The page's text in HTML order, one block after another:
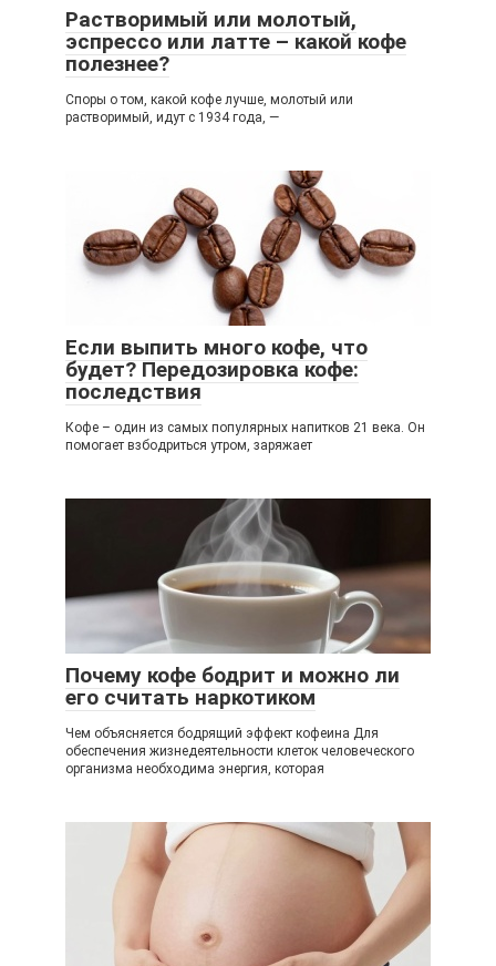
Растворимый или молотый,
эспрессо или латте – какой кофе
полезнее?
Споры о том, какой кофе лучше, молотый или
растворимый, идут с 1934 года, —
Если выпить много кофе, что
будет? Передозировка кофе:
последствия
Кофе – один из самых популярных напитков 21 века. Он
помогает взбодриться утром, заряжает
Почему кофе бодрит и можно ли
его считать наркотиком
Чем объясняется бодрящий эффект кофеина Для
обеспечения жизнедеятельности клеток человеческого
организма необходима энергия, которая